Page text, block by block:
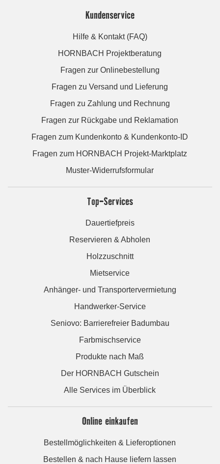
Kundenservice
Hilfe & Kontakt (FAQ)
HORNBACH Projektberatung
Fragen zur Onlinebestellung
Fragen zu Versand und Lieferung
Fragen zu Zahlung und Rechnung
Fragen zur Rückgabe und Reklamation
Fragen zum Kundenkonto & Kundenkonto-ID
Fragen zum HORNBACH Projekt-Marktplatz
Muster-Widerrufsformular
Top-Services
Dauertiefpreis
Reservieren & Abholen
Holzzuschnitt
Mietservice
Anhänger- und Transportervermietung
Handwerker-Service
Seniovo: Barrierefreier Badumbau
Farbmischservice
Produkte nach Maß
Der HORNBACH Gutschein
Alle Services im Überblick
Online einkaufen
Bestellmöglichkeiten & Lieferoptionen
Bestellen & nach Hause liefern lassen